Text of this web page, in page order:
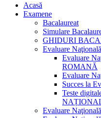
Acasă
Examene
Bacalaureat
Simulare
GHIDURI
Evaluare
Evaluare
ROMANĂ
Evaluare
Succes la
Teste
Evaluare